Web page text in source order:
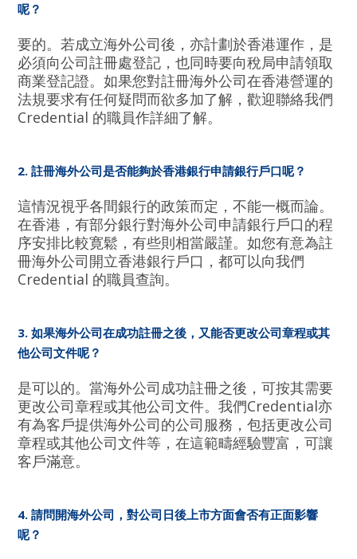
呢？
要的。若成立海外公司後，亦計劃於香港運作，是
必須向公司註冊處登記，也同時要向稅局申請領取
商業登記證。如果您對註冊海外公司在香港營運的
法規要求有任何疑問而欲多加了解，歡迎聯絡我們
Credential 的職員作詳細了解。
2. 註冊海外公司是否能夠於香港銀行申請銀行戶口呢？
這情況視乎各間銀行的政策而定，不能一概而論。
在香港，有部分銀行對海外公司申請銀行戶口的程
序安排比較寛鬆，有些則相當嚴謹。如您有意為註
冊海外公司開立香港銀行戶口，都可以向我們
Credential 的職員查詢。
3. 如果海外公司在成功註冊之後，又能否更改公司章程或其
他公司文件呢？
是可以的。當海外公司成功註冊之後，可按其需要
更改公司章程或其他公司文件。我們Credential亦
有為客戶提供海外公司的公司服務，包括更改公司
章程或其他公司文件等，在這範疇經驗豐富，可讓
客戶滿意。
4. 請問開海外公司，對公司日後上市方面會否有正面影響
呢？